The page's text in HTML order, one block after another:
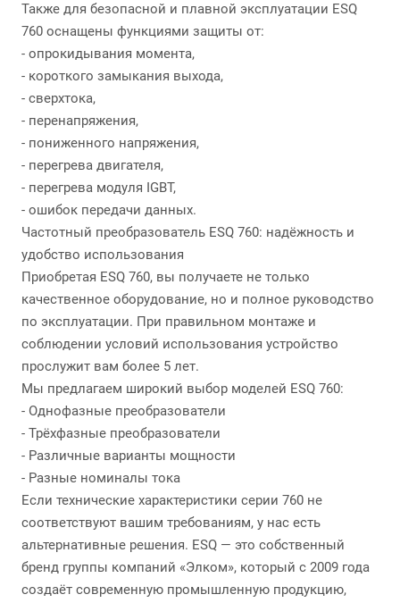
Также для безопасной и плавной эксплуатации ESQ
760 оснащены функциями защиты от:
- опрокидывания момента,
- короткого замыкания выхода,
- сверхтока,
- перенапряжения,
- пониженного напряжения,
- перегрева двигателя,
- перегрева модуля IGBT,
- ошибок передачи данных.
Частотный преобразователь ESQ 760: надёжность и
удобство использования
Приобретая ESQ 760, вы получаете не только
качественное оборудование, но и полное руководство
по эксплуатации. При правильном монтаже и
соблюдении условий использования устройство
прослужит вам более 5 лет.
Мы предлагаем широкий выбор моделей ESQ 760:
- Однофазные преобразователи
- Трёхфазные преобразователи
- Различные варианты мощности
- Разные номиналы тока
Если технические характеристики серии 760 не
соответствуют вашим требованиям, у нас есть
альтернативные решения. ESQ — это собственный
бренд группы компаний «Элком», который с 2009 года
создаёт современную промышленную продукцию,